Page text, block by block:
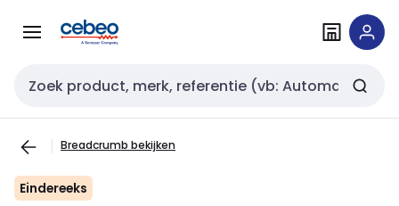
naar
naar
Zoekveld invoer
Breadcrumb bekijken
Eindereeks